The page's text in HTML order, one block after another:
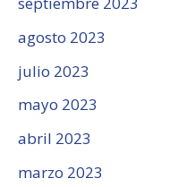
agosto 2023
julio 2023
mayo 2023
abril 2023
marzo 2023